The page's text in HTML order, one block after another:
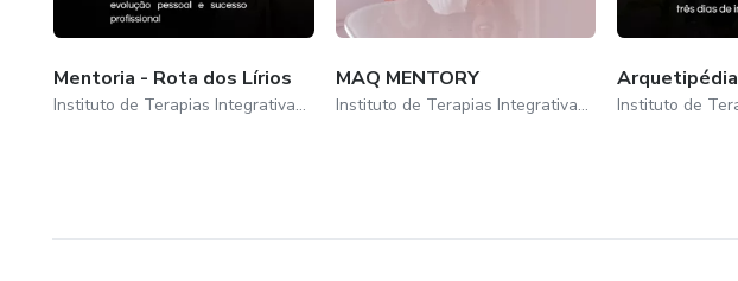
Mentoria - Rota dos Lírios
Instituto de Terapias Integrativas Shaiane Minosso
MAQ MENTORY
Instituto de Terapias Integrativas Shaiane Minosso
Arquetipédia